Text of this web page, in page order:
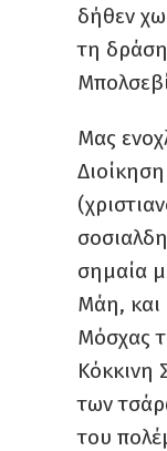
δήθεν
τη
Μας
σημαία
Μάη, και
Μόσχας
Κόκκινη
των
του